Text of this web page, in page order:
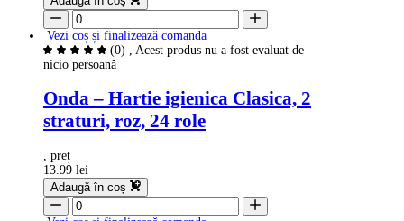
Vezi coș și finalizează comanda
(0)
, Acest produs nu a fost evaluat de
nicio persoană
Onda – Hartie igienica Clasica, 2
straturi, roz, 24 role
, preț
13.99 lei
Adaugă în coș